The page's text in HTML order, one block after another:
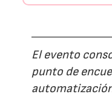
El evento
punto de